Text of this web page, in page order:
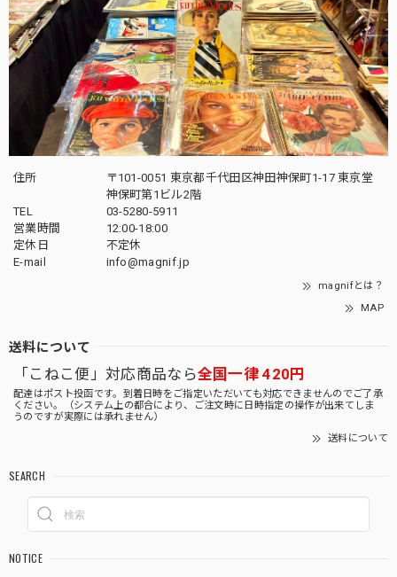
住所
〒101-0051 東京都千代田区神田神保町1-17 東京堂
神保町第1ビル2階
TEL
03-5280-5911
営業時間
12:00-18:00
定休日
不定休
E-mail
info@magnif.jp
magnifとは？
MAP
送料について
「こねこ便」対応商品なら全国一律 420円
配達はポスト投函です。到着日時をご指定いただいても対応できませんのでご了承
ください。（システム上の都合により、ご注文時に日時指定の操作が出来てしま
うのですが実際には承れません）
送料について
SEARCH
NOTICE